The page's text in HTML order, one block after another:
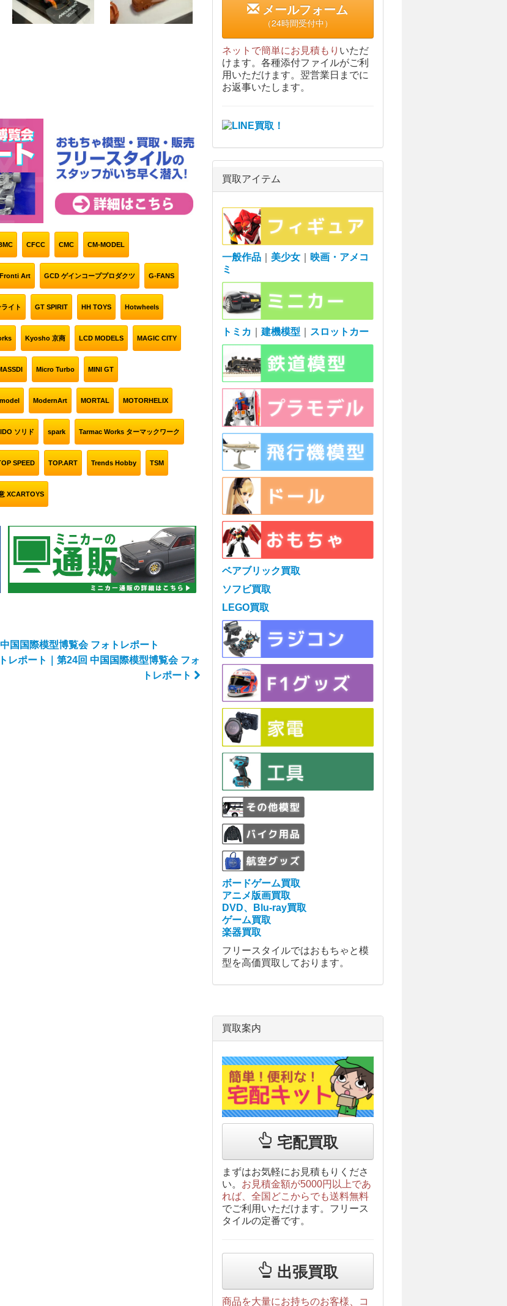
CFCC CMC CM-MODEL
Fronti Art GCD ゲインコーププロダクツ G-FANS
イト GT SPIRIT HH TOYS Hotwheels
Kyosho 京商 LCD MODELS MAGIC CITY
Micro Turbo MINI GT
ModernArt MORTAL MOTORHELIX
ソリド spark Tarmac Works ターマックワーク
SPEED TOP.ART Trends Hobby TSM
XCARTOYS
国国際模型博覧会 フォトレポート
レポート｜第24回 中国国際模型博覧会 フォ
トレポート
メールフォーム
（24時間受付中）
ネットで簡単にお見積もり いただ
けます。各種添付ファイルがご利
用いただけます。翌営業日までに
お返事いたします。
買取アイテム
一般作品｜ 美少女｜
映画・アメコ
ミ
トミカ 建機模型 スロットカー
ベアブリック買取
ソフビ買取
LEGO買取
ボードゲーム買取
アニメ版画買取
DVD、Blu-ray買取
ゲーム買取
楽器買取
フリースタイルではおもちゃと模
型を高価買取しております。
買取案内
宅配買取
まずはお気軽にお見積もりくださ
い。 お見積金額が5000円以上であ
れば、全国どこからでも送料無料
でご利用いただけます。フリース
タイルの定番です。
出張買取
商品を大量にお持ちのお客様、コ